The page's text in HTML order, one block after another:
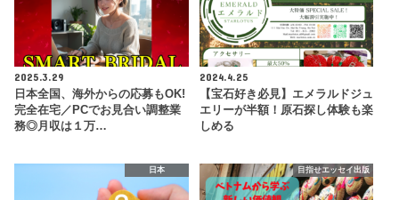
2025.3.29
日本全国、海外からの応募もOK!
完全在宅／PCでお見合い調整業
務◎月収は１万…
2024.4.25
【宝石好き必見】エメラルドジュ
エリーが半額！原石探し体験も楽
しめる
日本 目指せエッセイ出版